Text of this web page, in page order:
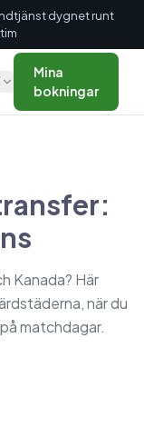
dygnet runt
Mina
bokningar
Kanada? Här
när du
matchdagar.